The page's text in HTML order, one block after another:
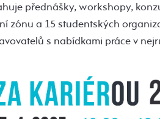
přednášky, workshopy,
zónu a 15 studentských
s nabídkami práce v